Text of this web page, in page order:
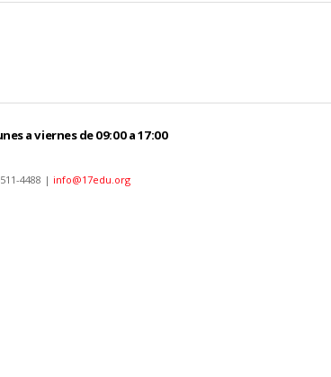
a viernes de 09:00 a 17:00
4488 | info@17edu.org